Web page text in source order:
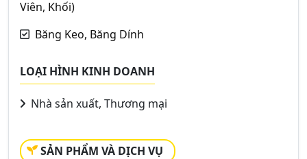
Viên, Khối)
Băng Keo, Băng Dính
LOẠI HÌNH KINH DOANH
Nhà sản xuất, Thương mại
SẢN PHẨM VÀ DỊCH VỤ